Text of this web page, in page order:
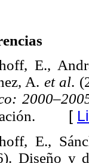
E.,
A. et al.
[
E.,
Diseño y